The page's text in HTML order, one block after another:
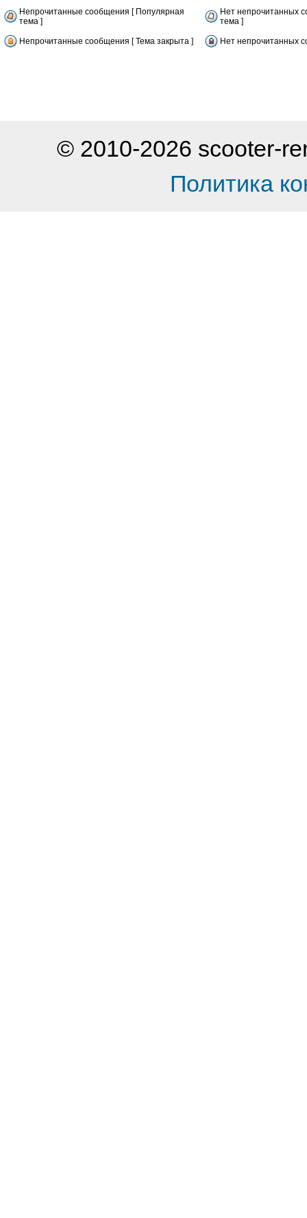
Непрочитанные сообщения [ Популярная
тема ]
Нет непрочитанных
тема ]
Непрочитанные сообщения [ Тема закрыта ] Нет непрочитанных
© 2010-2026 scooter-
Политика